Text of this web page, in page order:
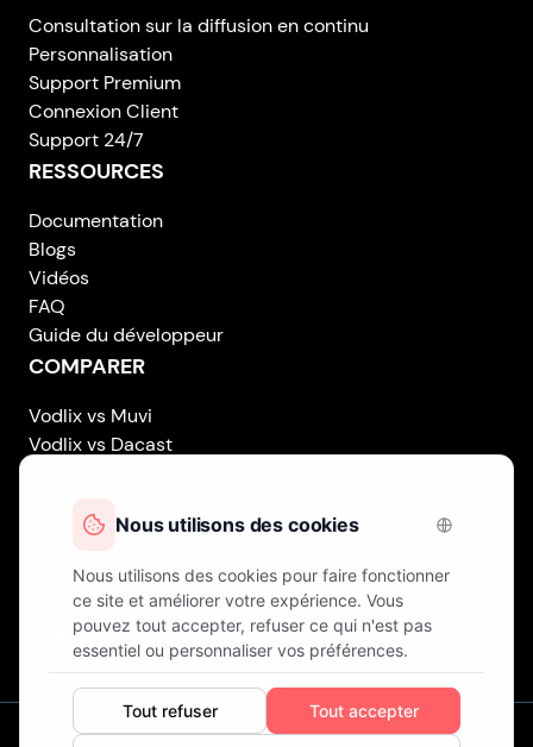
Consultation sur la diffusion en continu
Personnalisation
Support Premium
Connexion Client
Support 24/7
RESSOURCES
Documentation
Blogs
Vidéos
FAQ
Guide du développeur
COMPARER
Vodlix vs Muvi
Vodlix vs Dacast
Vodlix vs Brightcove
Vodlix on LinkedIn
Vodlix on Facebook
Vodlix on X (Twitter)
Vodlix on Instagram
Nos Bureaux